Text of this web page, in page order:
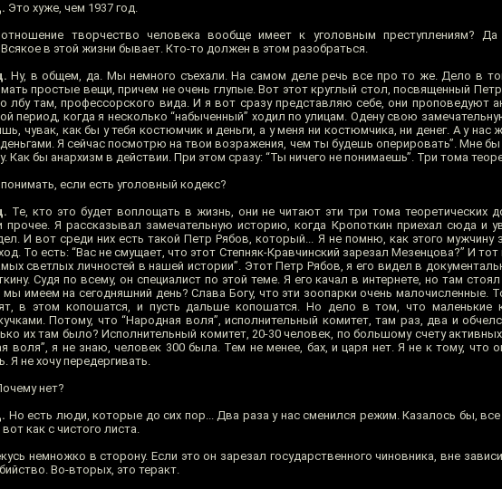
Это хуже, чем 1937 год.
творчество человека вообще имеет к уголовным преступлениям?
в этой жизни бывает. Кто-то должен в этом разобраться.
Ну, в общем, да. Мы немного съехали. На самом деле речь все про то же. Дело в
простые вещи, причем не очень глупые. Вот этот круглый стол, посвященный
лбу там, профессорского вида. И я вот сразу представляю себе, они проповедуют
период, когда я несколько “набыченный” ходил по улицам. Одену свою
чувак, как бы у тебя костюмчик и деньги, а у меня ни костюмчика, ни денег. А у
Я сейчас посмотрю на твои возражения, чем ты будешь оперировать”. Мне
Как бы анархизм в действии. При этом сразу: “Ты ничего не понимаешь”. Три тома
если есть уголовный кодекс?
Те, кто это будет воплощать в жизнь, они не читают эти три тома теоретических
прочее. Я рассказывал замечательную историю, когда Кропоткин приехал сюда и
И вот среди них есть такой Петр Рябов, который... Я не помню, как этого мужчину
То есть: “Вас не смущает, что этот Степняк-Кравчинский зарезал Мезенцова?” И тот
светлых личностей в нашей истории”. Этот Петр Рябов, я его видел в
Судя по всему, он специалист по этой теме. Я его качал в интернете, но там
мы имеем на сегодняшний день? Слава Богу, что эти зоопарки очень малочисленные.
в этом копошатся, и пусть дальше копошатся. Но дело в том, что маленькие
Потому, что “Народная воля”, исполнительный комитет, там раз, два и
их там было? Исполнительный комитет, 20-30 человек, по большому счету
воля”, я не знаю, человек 300 была. Тем не менее, бах, и царя нет. Я не к тому, что
Я не хочу передергивать.
нет?
Но есть люди, которые до сих пор... Два раза у нас сменился режим. Казалось бы, все
как с чистого листа.
немножко в сторону. Если это он зарезал государственного чиновника, вне
Во-вторых, это теракт.